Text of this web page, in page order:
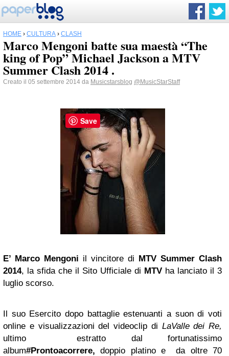
HOME › CULTURA › CLASH
Marco Mengoni batte sua maestà “The
king of Pop” Michael Jackson a MTV
Summer Clash 2014 .
Creato il 05 settembre 2014 da Musicstarsblog @MusicStarStaff
E’ Marco Mengoni il vincitore di MTV Summer Clash
2014, la sfida che il Sito Ufficiale di MTV ha lanciato il 3
luglio scorso.
Il suo Esercito dopo battaglie estenuanti a suon di voti
online e visualizzazioni del videoclip di LaValle dei Re,
ultimo estratto dal fortunatissimo
album#Prontoacorrere,doppio platino e da oltre 70
Save